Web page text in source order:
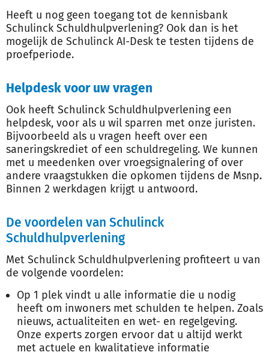
Heeft u nog geen toegang tot de kennisbank
Schulinck Schuldhulpverlening? Ook dan is het
mogelijk de Schulinck AI-Desk te testen tijdens de
proefperiode.
Helpdesk voor uw vragen
Ook heeft Schulinck Schuldhulpverlening een
helpdesk, voor als u wil sparren met onze juristen.
Bijvoorbeeld als u vragen heeft over een
saneringskrediet of een schuldregeling. We kunnen
met u meedenken over vroegsignalering of over
andere vraagstukken die opkomen tijdens de Msnp.
Binnen 2 werkdagen krijgt u antwoord.
De voordelen van Schulinck
Schuldhulpverlening
Met Schulinck Schuldhulpverlening profiteert u van
de volgende voordelen:
Op 1 plek vindt u alle informatie die u nodig
heeft om inwoners met schulden te helpen. Zoals
nieuws, actualiteiten en wet- en regelgeving.
Onze experts zorgen ervoor dat u altijd werkt
met actuele en kwalitatieve informatie